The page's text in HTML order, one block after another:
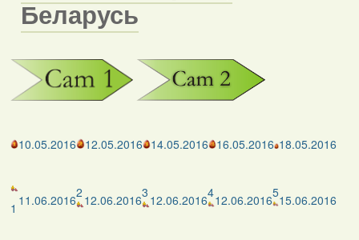
Беларусь
10.05.2016 12.05.2016 14.05.2016 16.05.2016 18.05.2016
1 11.06.20162 12.06.20163 12.06.2016412.06.2016515.06.2016